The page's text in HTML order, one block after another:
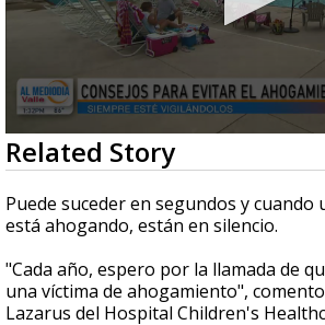
0
seconds
of
1
minute,
57
Related Story
Puede suceder en segundos y cuando
está ahogando, están en silencio.
"Cada año, espero por la llamada de
una víctima de ahogamiento",
Lazarus del Hospital Children's